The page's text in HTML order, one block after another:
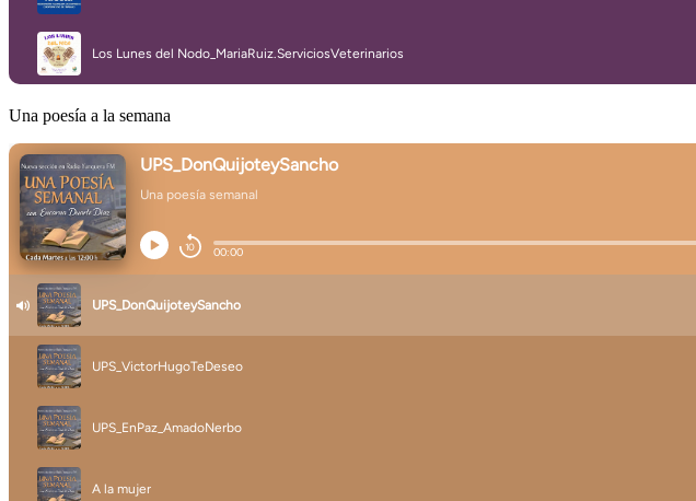
Una poesía a la semana